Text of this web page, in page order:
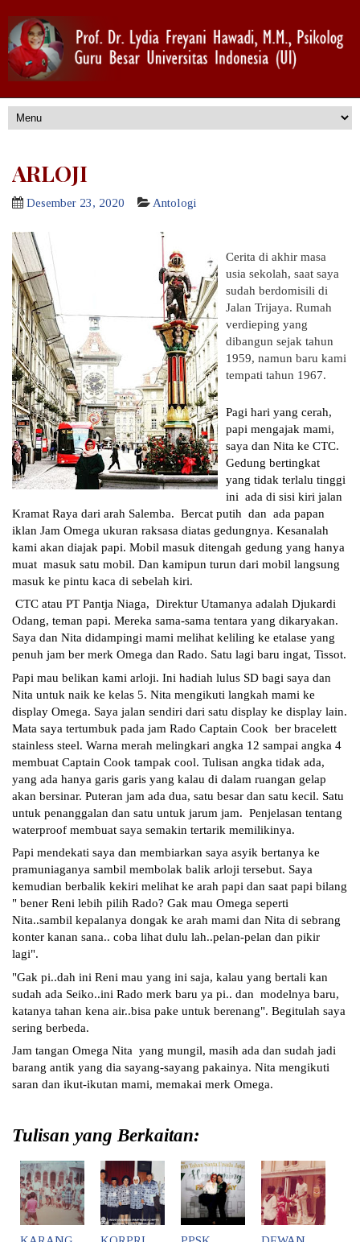
ARLOJI
Desember 23, 2020 Antologi
Cerita di akhir masa
usia sekolah, saat saya
sudah berdomisili di
Jalan Trijaya. Rumah
verdieping yang
dibangun sejak tahun
1959, namun baru kami
tempati tahun 1967.
Pagi hari yang cerah,
papi mengajak mami,
saya dan Nita ke CTC.
Gedung bertingkat
yang tidak terlalu tinggi
ini  ada di sisi kiri jalan
Kramat Raya dari arah Salemba.  Bercat putih  dan  ada papan
iklan Jam Omega ukuran raksasa diatas gedungnya. Kesanalah
kami akan diajak papi. Mobil masuk ditengah gedung yang hanya
muat  masuk satu mobil. Dan kamipun turun dari mobil langsung
masuk ke pintu kaca di sebelah kiri.
Odang, teman papi. Mereka sama-sama tentara yang dikaryakan.
Saya dan Nita didampingi mami melihat keliling ke etalase yang
penuh jam ber merk Omega dan Rado. Satu lagi baru ingat, Tissot.
Papi mau belikan kami arloji. Ini hadiah lulus SD bagi saya dan
Nita untuk naik ke kelas 5. Nita mengikuti langkah mami ke
display Omega. Saya jalan sendiri dari satu display ke display lain.
Mata saya tertumbuk pada jam Rado Captain Cook  ber bracelett
stainless steel. Warna merah melingkari angka 12 sampai angka 4
membuat Captain Cook tampak cool. Tulisan angka tidak ada,
yang ada hanya garis garis yang kalau di dalam ruangan gelap
akan bersinar. Puteran jam ada dua, satu besar dan satu kecil. Satu
untuk penanggalan dan satu untuk jarum jam.  Penjelasan tentang
waterproof membuat saya semakin tertarik memilikinya.
Papi mendekati saya dan membiarkan saya asyik bertanya ke
pramuniaganya sambil membolak balik arloji tersebut. Saya
kemudian berbalik kekiri melihat ke arah papi dan saat papi bilang
" bener Reni lebih pilih Rado? Gak mau Omega seperti
Nita..sambil kepalanya dongak ke arah mami dan Nita di sebrang
konter kanan sana.. coba lihat dulu lah..pelan-pelan dan pikir
lagi".
"Gak pi..dah ini Reni mau yang ini saja, kalau yang bertali kan
sudah ada Seiko..ini Rado merk baru ya pi.. dan  modelnya baru,
katanya tahan kena air..bisa pake untuk berenang". Begitulah saya
sering berbeda.
Jam tangan Omega Nita  yang mungil, masih ada dan sudah jadi
barang antik yang dia sayang-sayang pakainya. Nita mengikuti
saran dan ikut-ikutan mami, memakai merk Omega.
Tulisan yang Berkaitan: